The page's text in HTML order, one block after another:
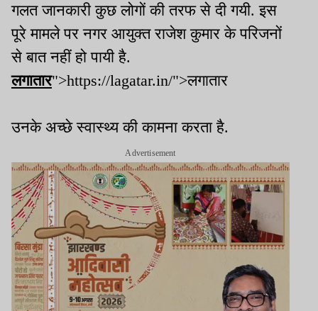
गलत जानकारी कुछ लोगों की तरफ से दी गयी. इस
पूरे मामले पर नगर आयुक्त राजेश कुमार के परिजनों
से बात नहीं हो पायी है.
लगातार">https://lagatar.in/">लगातार
उनके अच्छे स्वास्थ्य की कामना करता है.
Advertisement